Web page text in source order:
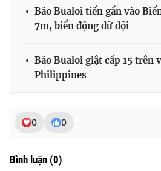
Bão Bualoi tiến gần vào
7m, biển động dữ dội
Bão Bualoi giật cấp 15 trên
Philippines
0 0
Bình luận (0)